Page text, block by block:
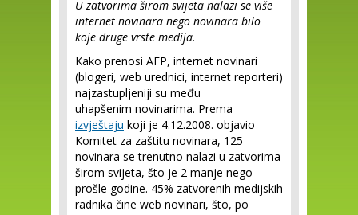
U zatvorima širom svijeta nalazi se više
internet novinara nego novinara bilo
koje druge vrste medija.
Kako prenosi AFP, internet novinari
(blogeri, web urednici, internet reporteri)
najzastupljeniji su među
uhapšenim novinarima. Prema
izvještaju koji je 4.12.2008. objavio
Komitet za zaštitu novinara, 125
novinara se trenutno nalazi u zatvorima
širom svijeta, što je 2 manje nego
prošle godine. 45% zatvorenih medijskih
radnika čine web novinari, što, po